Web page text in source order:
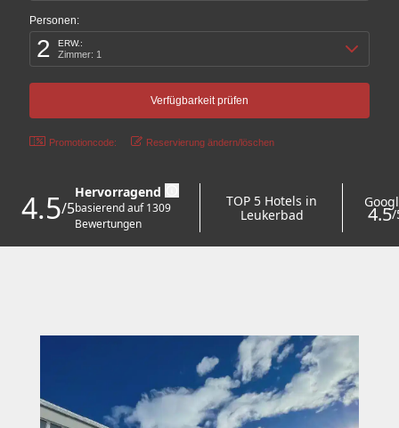
Personen:
2 ERW.:
Zimmer: 1
Promotioncode: Reservierung ändern/löschen